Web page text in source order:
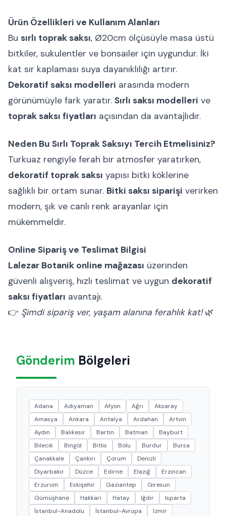
Ürün Özellikleri ve Kullanım Alanları
Bu sırlı toprak saksı, Ø20cm ölçüsüyle masa üstü
bitkiler, sukulentler ve bonsailer için uygundur. İki
kat sır kaplaması suya dayanıklılığı artırır.
Dekoratif saksı modelleri arasında modern
görünümüyle fark yaratır. Sırlı saksı modelleri ve
toprak saksı fiyatları açısından da avantajlıdır.
Neden Bu Sırlı Toprak Saksıyı Tercih Etmelisiniz?
Turkuaz rengiyle ferah bir atmosfer yaratırken,
dekoratif toprak saksı yapısı bitki köklerine
sağlıklı bir ortam sunar. Bitki saksı siparişi verirken
modern, şık ve canlı renk arayanlar için
mükemmeldir.
Online Sipariş ve Teslimat Bilgisi
Lalezar Botanik online mağazası üzerinden
güvenli alışveriş, hızlı teslimat ve uygun dekoratif
saksı fiyatları avantajı.
👉 Şimdi sipariş ver, yaşam alanına ferahlık kat!🌿
Gönderim Bölgeleri
Adana Adıyaman Afyon Ağrı
Aksaray
Amasya
Ankara Antalya Ardahan
Artvin
Aydın
Balıkesir Bartın Batman
Bayburt
Bilecik
Bingöl Bitlis Bolu Burdur
Bursa
Çanakkale
Çankırı Çorum
Denizli
Diyarbakır
Düzce Edirne Elazığ
Erzincan
Erzurum
Eskişehir Gaziantep
Giresun
Gümüşhane
Hakkari Hatay Iğdır
Isparta
İstanbul-Anadolu
İstanbul-Avrupa
İzmir